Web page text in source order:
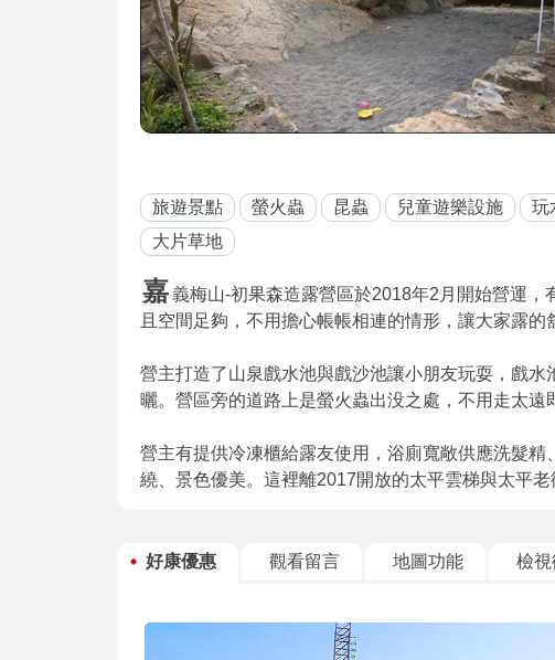
旅遊景點 螢火蟲 昆蟲 兒童遊樂設施 玩
大片草地
嘉義梅山-初果森造露營區於2018年2月開始營運
且空間足夠，不用擔心帳帳相連的情形，讓大家露的
營主打造了山泉戲水池與戲沙池讓小朋友玩耍，戲
曬。營區旁的道路上是螢火蟲出没之處，不用走太遠
營主有提供冷凍櫃給露友使用，浴廁寬敞供應洗髮
繞、景色優美。這裡離2017開放的太平雲梯與太平老
好康優惠 觀看留言 地圖功能 檢